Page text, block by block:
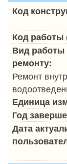
Код
Код работы
Вид работы
ремонту:
Ремонт
Единица
Год
Дата